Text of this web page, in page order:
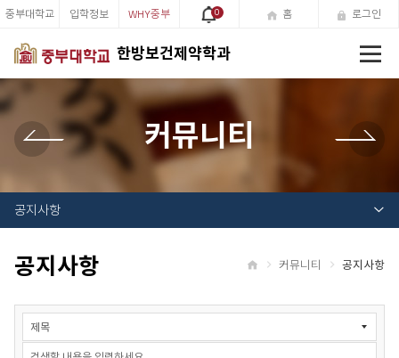
한방보건제약학과
중부대학교 입학정보 WHY중부 0 홈 로그인
커뮤니티
공지사항
공지사항 커뮤니티 공지사항
공